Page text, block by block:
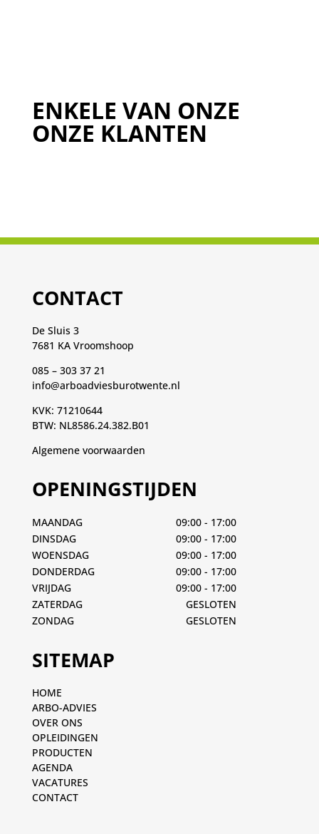
ENKELE VAN ONZE
ONZE KLANTEN
CONTACT
De Sluis 3
7681 KA Vroomshoop
085 – 303 37 21
info@arboadviesburotwente.nl
KVK: 71210644
BTW: NL8586.24.382.B01
Algemene voorwaarden
OPENINGSTIJDEN
MAANDAG
09:00 - 17:00
DINSDAG
09:00 - 17:00
WOENSDAG
09:00 - 17:00
DONDERDAG
09:00 - 17:00
VRIJDAG
09:00 - 17:00
ZATERDAG
GESLOTEN
ZONDAG
GESLOTEN
SITEMAP
HOME
ARBO-ADVIES
OVER ONS
OPLEIDINGEN
PRODUCTEN
AGENDA
VACATURES
CONTACT